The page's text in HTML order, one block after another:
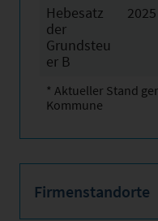
Hebesatz
der
Grundsteu
er B
2025
* Aktueller Stand
Kommune
Firmenstandorte